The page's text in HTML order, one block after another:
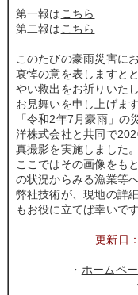
第一報は こちら
第二報は こちら
このたびの豪雨災害に
哀悼の意を表しますと
やい救出をお祈りいた
お見舞いを申し上げます
「令和2年7月豪雨」
洋株式会社と共同で
真撮影を実施しました。
ここではその画像をも
の状況からみる漁業等
弊社技術が、現地の詳
もお役に立てば幸いです
更新日
・ ホームペ